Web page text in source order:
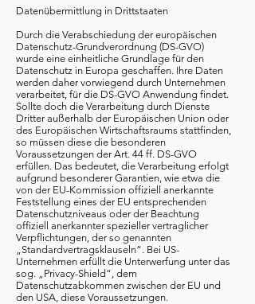
Datenübermittlung in Drittstaaten
Durch die Verabschiedung der europäischen
Datenschutz-Grundverordnung (DS-GVO)
wurde eine einheitliche Grundlage für den
Datenschutz in Europa geschaffen. Ihre Daten
werden daher vorwiegend durch Unternehmen
verarbeitet, für die DS-GVO Anwendung findet.
Sollte doch die Verarbeitung durch Dienste
Dritter außerhalb der Europäischen Union oder
des Europäischen Wirtschaftsraums stattfinden,
so müssen diese die besonderen
Voraussetzungen der Art. 44 ff. DS-GVO
erfüllen. Das bedeutet, die Verarbeitung erfolgt
aufgrund besonderer Garantien, wie etwa die
von der EU-Kommission offiziell anerkannte
Feststellung eines der EU entsprechenden
Datenschutzniveaus oder der Beachtung
offiziell anerkannter spezieller vertraglicher
Verpflichtungen, der so genannten
„Standardvertragsklauseln“. Bei US-
Unternehmen erfüllt die Unterwerfung unter das
sog. „Privacy-Shield“, dem
Datenschutzabkommen zwischen der EU und
den USA, diese Voraussetzungen.